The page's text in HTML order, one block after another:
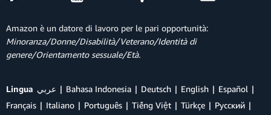
Amazon è un datore di lavoro per le pari opportunità:
Minoranza/Donne/Disabilità/Veterano/Identità di
genere/Orientamento sessuale/Età.
Lingua عربي Bahasa Indonesia Deutsch English
Español
Français
Italiano Português Tiếng Việt Türkçe Ρусский